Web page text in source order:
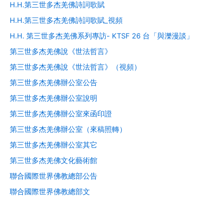
H.H.第三世多杰羌佛詩詞歌賦
H.H.第三世多杰羌佛詩詞歌賦_視頻
H.H. 第三世多杰羌佛系列專訪- KTSF 26 台「與濼漫談」
第三世多杰羌佛說《世法哲言》
第三世多杰羌佛說《世法哲言》（視頻）
第三世多杰羌佛辦公室公告
第三世多杰羌佛辦公室說明
第三世多杰羌佛辦公室來函印證
第三世多杰羌佛辦公室（來稿照轉）
第三世多杰羌佛辦公室其它
第三世多杰羌佛文化藝術館
聯合國際世界佛教總部公告
聯合國際世界佛教總部文